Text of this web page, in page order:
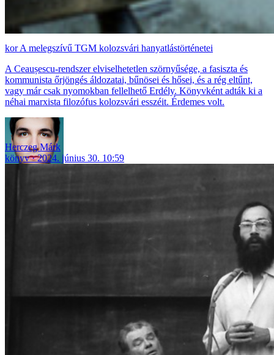
A melegszívű TGM kolozsvári hanyatlástörténetei
A Ceaușescu-rendszer elviselhetetlen szörnyűsége, a fasiszta és
kommunista őrjöngés áldozatai, bűnösei és hősei, és a rég eltűnt,
vagy már csak nyomokban fellelhető Erdély. Könyvként adták ki a
néhai marxista filozófus kolozsvári esszéit. Érdemes volt.
Herczeg Márk
könyv
2024. június 30. 10:59